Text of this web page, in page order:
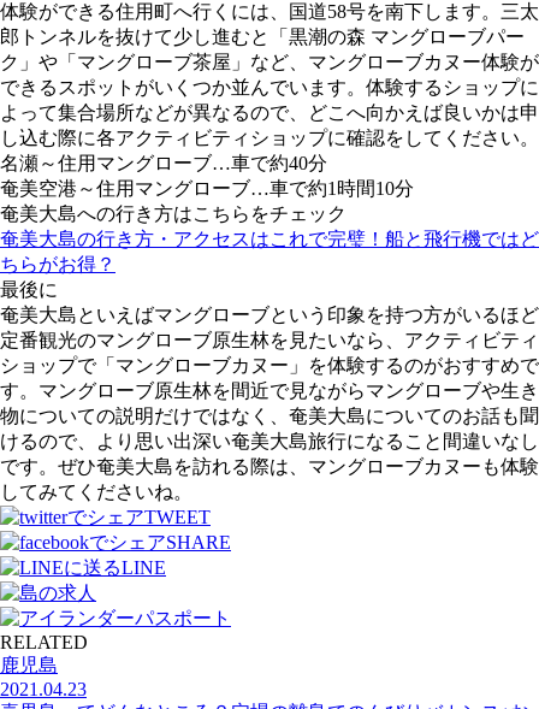
体験ができる住用町へ行くには、国道58号を南下します。三太
郎トンネルを抜けて少し進むと「黒潮の森 マングローブパー
ク」や「マングローブ茶屋」など、マングローブカヌー体験が
できるスポットがいくつか並んでいます。体験するショップに
よって集合場所などが異なるので、どこへ向かえば良いかは申
し込む際に各アクティビティショップに確認をしてください。
名瀬～住用マングローブ…車で約40分
奄美空港～住用マングローブ…車で約1時間10分
奄美大島への行き方はこちらをチェック
奄美大島の行き方・アクセスはこれで完璧！船と飛行機ではど
ちらがお得？
最後に
奄美大島といえばマングローブという印象を持つ方がいるほど
定番観光のマングローブ原生林を見たいなら、アクティビティ
ショップで「マングローブカヌー」を体験するのがおすすめで
す。マングローブ原生林を間近で見ながらマングローブや生き
物についての説明だけではなく、奄美大島についてのお話も聞
けるので、より思い出深い奄美大島旅行になること間違いなし
です。ぜひ奄美大島を訪れる際は、マングローブカヌーも体験
してみてくださいね。
TWEET
SHARE
LINE
RELATED
鹿児島
2021.04.23